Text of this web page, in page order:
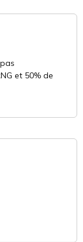
et 50% de